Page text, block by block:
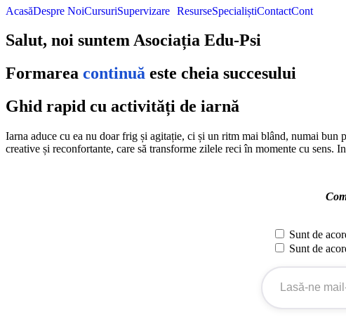
AcasăDespre NoiCursuriSupervizare ResurseSpecialiștiContactCont
Salut, noi suntem Asociația Edu-Psi
Formarea continuă este cheia succesului
Ghid rapid cu activități de iarnă
Iarna aduce cu ea nu doar frig și agitație, ci și un ritm mai blând, numai
creative și reconfortante, care să transforme zilele reci în momente cu
Sunt de
Sunt de